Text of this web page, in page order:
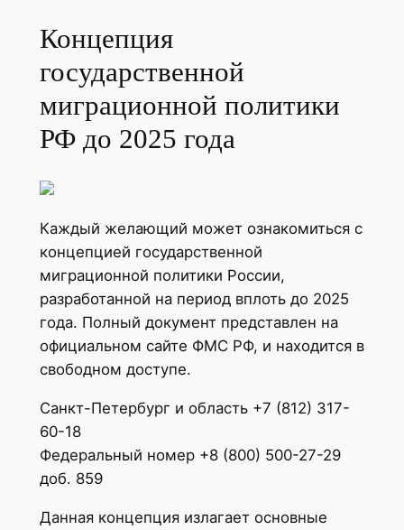
Концепция
государственной
миграционной политики
РФ до 2025 года
Каждый желающий может ознакомиться с
концепцией государственной
миграционной политики России,
разработанной на период вплоть до 2025
года. Полный документ представлен на
официальном сайте ФМС РФ, и находится в
свободном доступе.
Санкт-Петербург и область +7 (812) 317-
60-18
Федеральный номер +8 (800) 500-27-29
доб. 859
Данная концепция излагает основные